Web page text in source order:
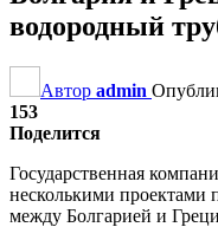
водородный
Автор admin
153
Поделится
Государственная
несколькими проектами
между Болгарией и